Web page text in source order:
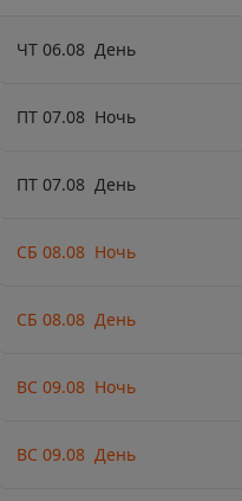
ЧТ 06.08 День
ПТ 07.08 Ночь
ПТ 07.08 День
СБ 08.08 Ночь
СБ 08.08 День
ВС 09.08 Ночь
ВС 09.08 День